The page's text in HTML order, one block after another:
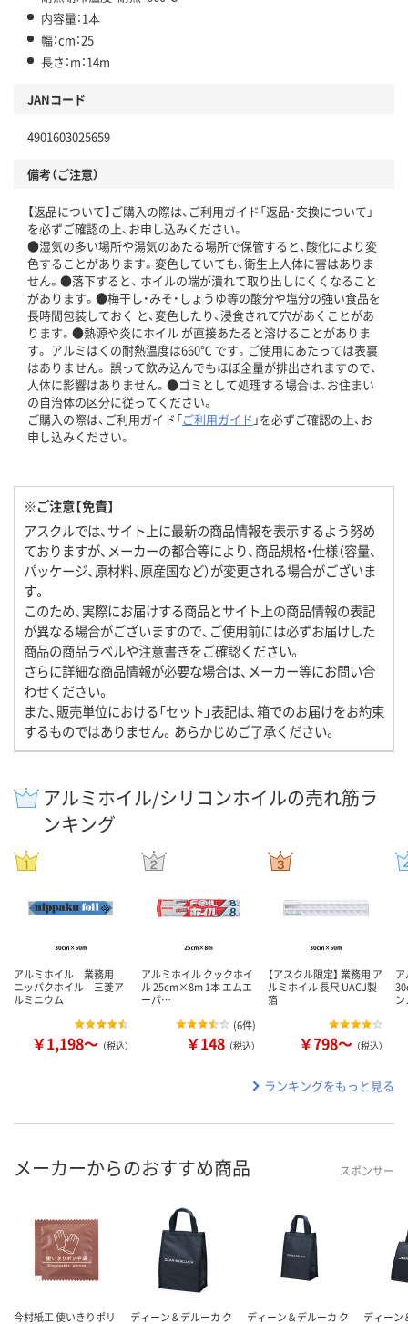
内容量：1本
幅：cm：25
長さ：m：14m
JANコード
4901603025659
備考（ご注意）
【返品について】ご購入の際は、ご利用ガイド「返品・交換について」
を必ずご確認の上、お申し込みください。
●湿気の多い場所や湯気のあたる場所で保管すると、酸化により変
色することがあります。変色していても、衛生上人体に害はありま
せん。●落下すると、 ホイルの端が潰れて取り出しにくくなること
があります。●梅干し・みそ・しょうゆ等の酸分や塩分の強い食品を
長時間包装しておく と、変色したり、浸食されて穴があくことがあ
ります。●熱源や炎にホイル が直接あたると溶けることがありま
す。 アルミはくの耐熱温度は660℃ です。ご使用にあたっては表裏
はありません。 誤って飲み込んでもほぼ全量が排出されますので、
人体に影響はありません。●ゴミとして処理する場合は、お住まい
の自治体の区分に従ってください。
ご購入の際は、ご利用ガイド「ご利用ガイド 」を必ずご確認の上、お
申し込みください。
※ご注意【免責】
アスクルでは、サイト上に最新の商品情報を表示するよう努め
ておりますが、メーカーの都合等により、商品規格・仕様（容量、
パッケージ、原材料、原産国など）が変更される場合がございま
す。
このため、実際にお届けする商品とサイト上の商品情報の表記
が異なる場合がございますので、ご使用前には必ずお届けした
商品の商品ラベルや注意書きをご確認ください。
さらに詳細な商品情報が必要な場合は、メーカー等にお問い合
わせください。
また、販売単位における「セット」表記は、箱でのお届けをお約束
するものではありません。あらかじめご了承ください。
アルミホイル/シリコンホイルの売れ筋ラ
ンキング
アルミホイル 業務用
ニッパクホイル 三菱ア
ルミニウム
￥1,198～ （税込）
アルミホイル クックホイ
ル 25cm×8m 1本 エムエ
ーパ…
(6件)
￥148 （税込）
【アスクル限定】 業務用 ア
ルミホイル 長尺 UACJ製
箔
￥798～ （税込）
ランキングをもっと見る
メーカーからのおすすめ商品 スポンサー
今村紙工 使いきりポリ
ディーン＆デルーカ ク
ディーン＆デルーカ ク
ディーン